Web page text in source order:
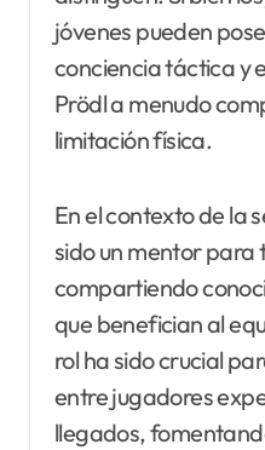
jóvenes pueden
conciencia táctica y
Prödl a menudo
limitación física.
En el contexto de la
sido un mentor para
compartiendo
que benefician al
rol ha sido crucial
entre jugadores
llegados,